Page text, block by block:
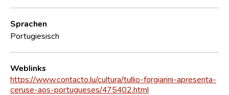
Sprachen
Portugiesisch
Weblinks
https://www.contacto.lu/cultura/tullio-forgiarini-apresenta-
ceruse-aos-portugueses/475402.html